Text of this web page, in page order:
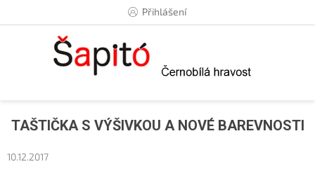
Přihlášení
TAŠTIČKA S VÝŠIVKOU A NOVÉ BAREVNOSTI
10.12.2017